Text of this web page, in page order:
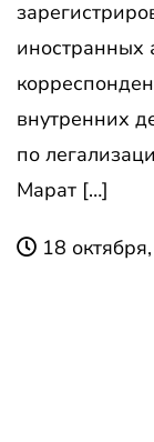
иностранных
внутренних
по
Марат […]
18